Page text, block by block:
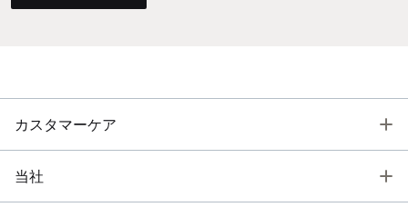
カスタマーケア
当社